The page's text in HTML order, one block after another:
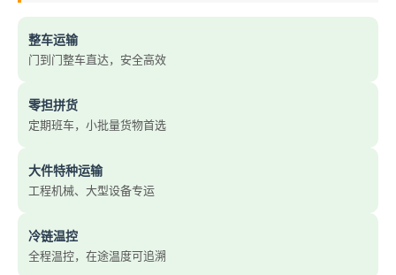
整车运输
门到门整车直达，安全高效
零担拼货
定期班车，小批量货物首选
大件特种运输
工程机械、大型设备专运
冷链温控
全程温控，在途温度可追溯